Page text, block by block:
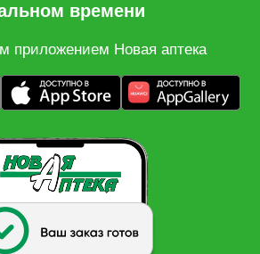
времени
приложением Новая аптека